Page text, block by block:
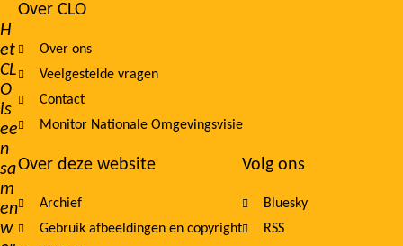
H
et
CL
O
is
ee
n
sa
m
en
w
Footer
navigation
Over CLO
Over ons
Veelgestelde vragen
Contact
Monitor Nationale Omgevingsvisie
Over deze website
Archief
Gebruik afbeeldingen en copyright
Volg ons
Bluesky
RSS